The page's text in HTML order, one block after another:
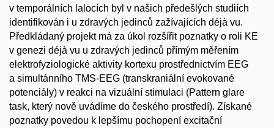
v temporálních lalocích byl v našich předešlých studiích
identifikován i u zdravých jedinců zažívajících déjà vu.
Předkládaný projekt má za úkol rozšířit poznatky o roli KE
v genezi déjà vu u zdravých jedinců přímým měřením
elektrofyziologické aktivity kortexu prostřednictvím EEG
a simultánního TMS-EEG (transkraniální evokované
potenciály) v reakci na vizuální stimulaci (Pattern glare
task, který nově uvádíme do českého prostředí). Získané
poznatky povedou k lepšímu pochopení excitační